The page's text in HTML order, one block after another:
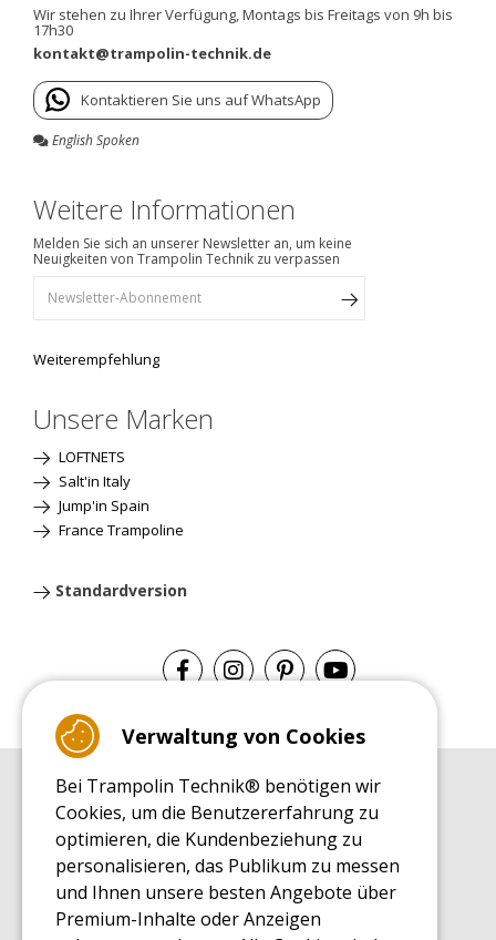
Wir stehen zu Ihrer Verfügung, Montags bis Freitags von 9h bis
17h30
kontakt@trampolin-technik.de
Kontaktieren Sie uns auf WhatsApp
English Spoken
Weitere Informationen
Melden Sie sich an unserer Newsletter an, um keine
Neuigkeiten von Trampolin Technik zu verpassen
Weiterempfehlung
Unsere Marken
LOFTNETS
Salt'in Italy
Jump'in Spain
France Trampoline
Standardversion
EINKAUFSRATGEBER
Einkaufsratgeber
MONTAGE RATGEBER
Montagehinweise für ein Freizeit Trampolin
PFLEGERATGEBER
Pflegeratgeber für Ihr Freizeit Trampolin
Verwaltung von Cookies
Bei Trampolin Technik® benötigen wir
Cookies, um die Benutzererfahrung zu
optimieren, die Kundenbeziehung zu
personalisieren, das Publikum zu messen
und Ihnen unsere besten Angebote über
Premium-Inhalte oder Anzeigen